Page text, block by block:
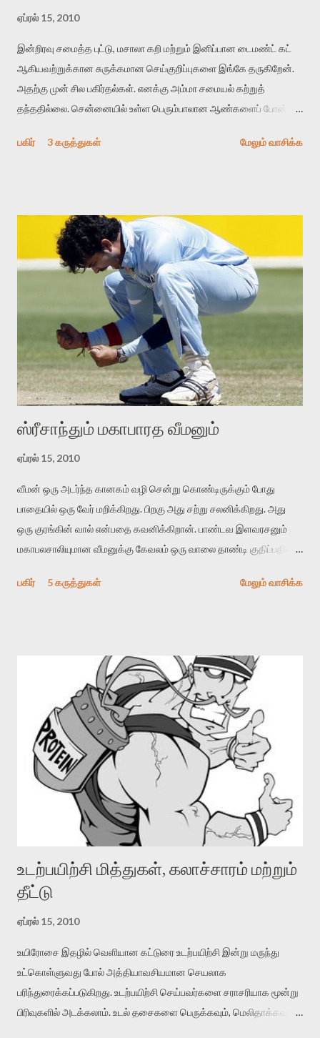
ஏப்ரல் 15, 2010
இன்றிரவு சமைத்த புட்டு, மசாலா கறி மற்றும் இனிப்பான டைமண்ட் கட்
ஆகியவற்றுக்கான சுருக்கமான செய்குறிப்புகளை இங்கே தருகிறேன்.
அதற்கு முன் சில பகிர்தல்கள். எனக்கு அம்மா சமையல் கற்றுத்
தந்ததில்லை. சென்னையில் உள்ள பெரும்பாலான ஆண்களைப் போன்று
வழிகாட்டலுடனே சமைக்க ஆரம்பித்தேன். இவை மிக எளிதானவை.
வைப்பதே நிஜமான சாமர்த்தியம். முதலில் புட்டு. சிலர் குக்கரிலே புட்டு
செய்வதாக அறிகிறேன். நான் பூட்டுக் குழலில் தான் இதுவரை முயன்று
வந்துள்ளது. கடையில் கிடைக்கும் உடனடி புட்டு மாவைத்தான்
பயன்படுத்துகிறேன். இதில் நிறுவனத்தை பொறுத்து சுவை, குறிப்பாய்
பதார்த்தத்தின் மென்மை, மாறுபடுகிறது. சம்பா மற்றும் வெள்ளை
மாவுகள் கிடைக்கின்றன. தேர்வு உங்களது. தேவையுள்ள் பொருட்கள்
புட்டு மாவு தேங்காய் துருவல் உப்பு லேசான வெந்நீர் ஒரு பாக்கெட் மாவு
மூன்று பேருக்கு போதுமானதாக இருக்கும். தேவையான அளவில்
எடுத்து...
பகிர் 3 கருத்துகள் மேலும் வாசிக்க
ஸ்ரீசாந்தும் மகாபாரத வீமனும்
ஏப்ரல் 15, 2010
வீமன் ஒரு அடர்ந்த கானகம் வழி சென்று கொண்டிருக்கும் போது
பாதையில் ஒரு வேர் மறிக்கிறது. பிறகு அது சற்று சலனிக்கிறது. அது
ஒரு குரங்கின் வால் என்பதை கவனிக்கிறான். பாண்டவ இளவரசனும்
மகாபலசாலியுமான வீமனுக்கு கேவலம் ஒரு வாலை தாண்டி குதிப்பதில்
ஆணையிடுகிறான். கண்விழித்துப் பார்க்கும் குரங்கு அவனை
பிரயோகித்து முக்கி முனகி தூக்குகிறான். ஆனால் வால் ஒரு வீழ்ந்த
மாபெரும் அடிமரம் போல் அசையாது கிடக்கிறது. அதன் பிரம்மாண்டம்
முன் வீமன் திகைக்கிறான். சோர்ந்து தோள் துவண்டு அகந்தை அழிய
மண்டியிடுகிறான். அந்த குரங்கு நான் தான் அனுமான் என்று
வெளிப்படுத்தி விட்டு ” ரொம்ப வாலாட்டாதே” என்று தம்பியை கண்டித்து
அணைக்கிறது. இந்த சுவாரஸ்யமான கதையின் சினிமாத்தனத்தை
தவிர்த்து பார்த்தால் அது ஸ்ரீசாந்தின் நிலைமைக்கு நன்கு
பொருந்துவதை காணலாம்.
பகிர் 5 கருத்துகள் மேலும் வாசிக்க
உடற்பயிற்சி மித்துகள், கலாச்சாரம் மற்றும்
தீட்டு
ஏப்ரல் 15, 2010
உயிரோசை இதழில் வெளியான கட்டுரை உடற்பயிற்சி இன்று மருந்து
உட்கொள்ளுவது போல் அத்தியாவசியமான செயலாக
பரிந்துரைக்கப்படுகிறது. உடற்பயிற்சி செய்பவர்களை சராசரியாக மூன்று
பிரிவுகளில் அடக்கலாம். உடல் தசைகளை பெருக்கவும், மெலிதாக்கவும்